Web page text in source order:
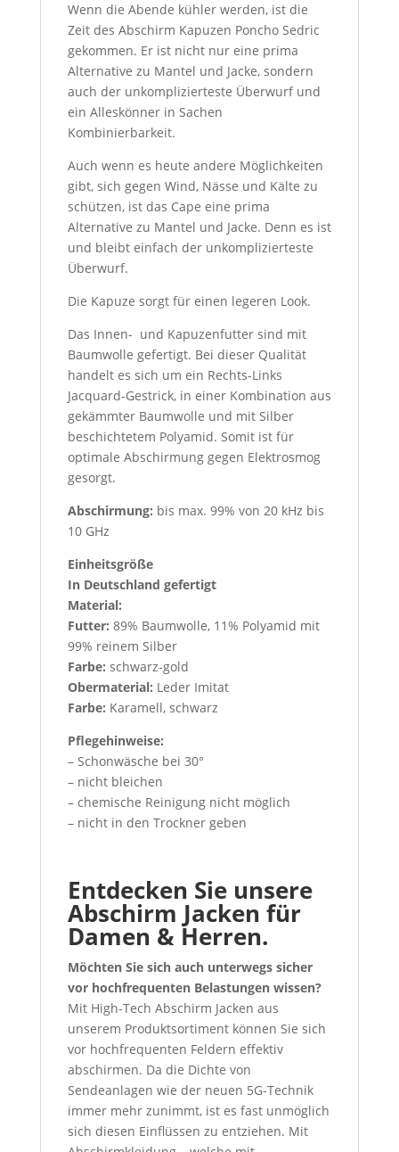
Wenn die Abende kühler werden, ist die
Zeit des Abschirm Kapuzen Poncho Sedric
gekommen. Er ist nicht nur eine prima
Alternative zu Mantel und Jacke, sondern
auch der unkomplizierteste Überwurf und
ein Alleskönner in Sachen
Kombinierbarkeit.
Auch wenn es heute andere Möglichkeiten
gibt, sich gegen Wind, Nässe und Kälte zu
schützen, ist das Cape eine prima
Alternative zu Mantel und Jacke. Denn es ist
und bleibt einfach der unkomplizierteste
Überwurf.
Die Kapuze sorgt für einen legeren Look.
Das Innen- und Kapuzenfutter sind mit
Baumwolle gefertigt. Bei dieser Qualität
handelt es sich um ein Rechts-Links
Jacquard-Gestrick, in einer Kombination aus
gekämmter Baumwolle und mit Silber
beschichtetem Polyamid. Somit ist für
optimale Abschirmung gegen Elektrosmog
gesorgt.
Abschirmung: bis max. 99% von 20 kHz bis
10 GHz
Einheitsgröße
In Deutschland gefertigt
Material:
Futter: 89% Baumwolle, 11% Polyamid mit
99% reinem Silber
Farbe: schwarz-gold
Obermaterial: Leder Imitat
Farbe: Karamell, schwarz
Pflegehinweise:
– Schonwäsche bei 30°
– nicht bleichen
– chemische Reinigung nicht möglich
– nicht in den Trockner geben
Entdecken Sie unsere
Abschirm Jacken für
Damen & Herren.
Möchten Sie sich auch unterwegs sicher
vor hochfrequenten Belastungen wissen?
Mit High-Tech Abschirm Jacken aus
unserem Produktsortiment können Sie sich
vor hochfrequenten Feldern effektiv
abschirmen. Da die Dichte von
Sendeanlagen wie der neuen 5G-Technik
immer mehr zunimmt, ist es fast unmöglich
sich diesen Einflüssen zu entziehen. Mit